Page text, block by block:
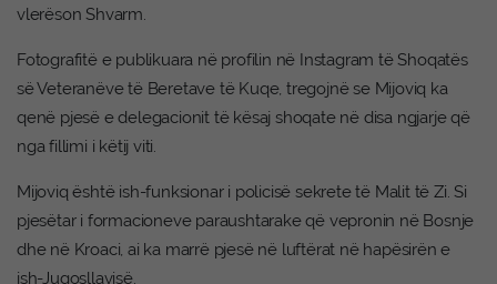
vlerëson Shvarm.
Fotografitë e publikuara në profilin në Instagram të Shoqatës
së Veteranëve të Beretave të Kuqe, tregojnë se Mijoviq ka
qenë pjesë e delegacionit të kësaj shoqate në disa ngjarje që
nga fillimi i këtij viti.
Mijoviq është ish-funksionar i policisë sekrete të Malit të Zi. Si
pjesëtar i formacioneve paraushtarake që vepronin në Bosnje
dhe në Kroaci, ai ka marrë pjesë në luftërat në hapësirën e
ish-Jugosllavisë.